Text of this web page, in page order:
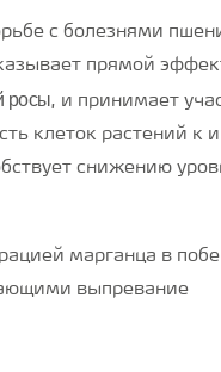
с болезнями
прямой
росы, и принимает
клеток растений к
снижению